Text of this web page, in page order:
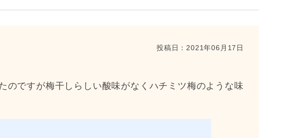
投稿日： 2021年06月17日
のですが梅干しらしい酸味がなくハチミツ梅のような味